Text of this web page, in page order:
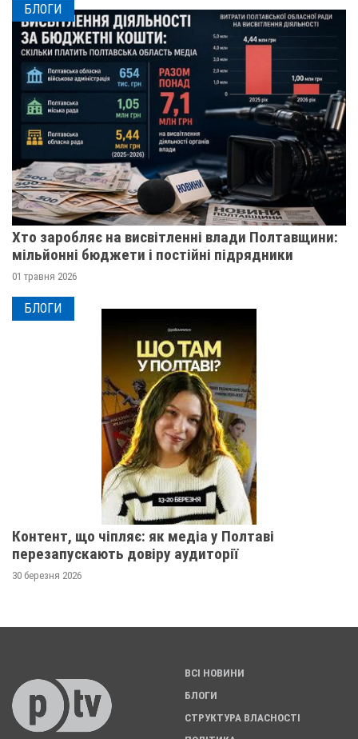
БЛОГИ
Хто заробляє на висвітленні влади Полтавщини:
мільйонні бюджети і постійні підрядники
01 травня 2026
БЛОГИ
Контент, що чіпляє: як медіа у Полтаві
перезапускають довіру аудиторії
30 березня 2026
ВСІ НОВИНИ
БЛОГИ
СТРУКТУРА ВЛАСНОСТІ